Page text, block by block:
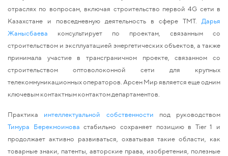
отраслях по вопросам, включая строительство первой 4G сети в
Казахстане и повседневную деятельность в сфере TMT. Дарья
Жанысбаева консультирует по проектам, связанным со
строительством и эксплуатацией энергетических объектов, а также
принимала участие в трансграничном проекте, связанном со
строительством оптоволоконной сети для крупных
телекоммуникационных операторов. Арсен Мир является еще одним
ключевым контактным контактом департаментов.
Практика интеллектуальной собственности
Тимура Берекмоинова стабильно сохраняет позицию в Tier 1 и
продолжает активно развиваться, охватывая такие области, как
товарные знаки, патенты, авторские права, изобретения, полезные